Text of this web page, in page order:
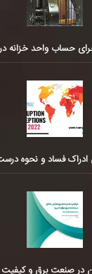
حساب واحد خزانه در
فساد و نحوه
در صنعت برق و